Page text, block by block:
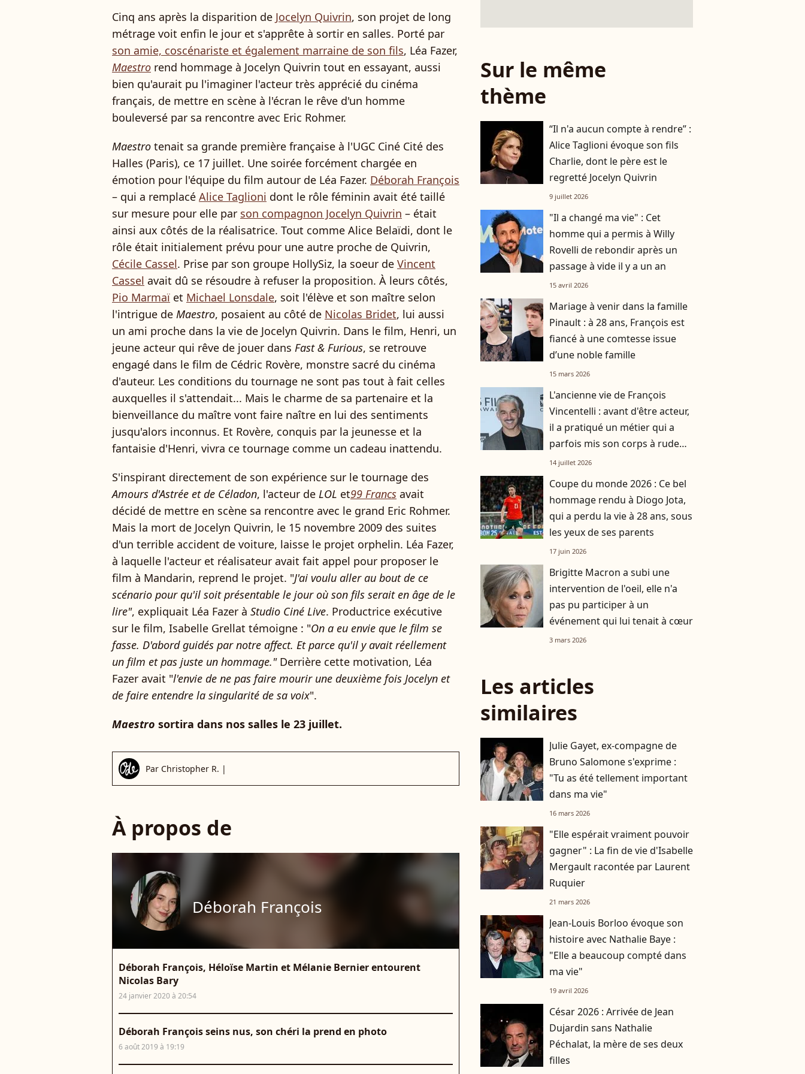
Cinq ans après la disparition de Jocelyn Quivrin, son projet de long
métrage voit enfin le jour et s'apprête à sortir en salles. Porté par
son amie, coscénariste et également marraine de son fils, Léa Fazer,
Maestro rend hommage à Jocelyn Quivrin tout en essayant, aussi
bien qu'aurait pu l'imaginer l'acteur très apprécié du cinéma
français, de mettre en scène à l'écran le rêve d'un homme
bouleversé par sa rencontre avec Eric Rohmer.
Maestro tenait sa grande première française à l'UGC Ciné Cité des
Halles (Paris), ce 17 juillet. Une soirée forcément chargée en
émotion pour l'équipe du film autour de Léa Fazer. Déborah François
– qui a remplacé Alice Taglioni dont le rôle féminin avait été taillé
sur mesure pour elle par son compagnon Jocelyn Quivrin – était
ainsi aux côtés de la réalisatrice. Tout comme Alice Belaïdi, dont le
rôle était initialement prévu pour une autre proche de Quivrin,
Cécile Cassel. Prise par son groupe HollySiz, la soeur de Vincent
Cassel avait dû se résoudre à refuser la proposition. À leurs côtés,
Pio Marmaï et Michael Lonsdale, soit l'élève et son maître selon
l'intrigue de Maestro, posaient au côté de Nicolas Bridet, lui aussi
un ami proche dans la vie de Jocelyn Quivrin. Dans le film, Henri, un
jeune acteur qui rêve de jouer dans Fast & Furious, se retrouve
engagé dans le film de Cédric Rovère, monstre sacré du cinéma
d'auteur. Les conditions du tournage ne sont pas tout à fait celles
auxquelles il s'attendait... Mais le charme de sa partenaire et la
bienveillance du maître vont faire naître en lui des sentiments
jusqu'alors inconnus. Et Rovère, conquis par la jeunesse et la
fantaisie d'Henri, vivra ce tournage comme un cadeau inattendu.
S'inspirant directement de son expérience sur le tournage des
Amours d'Astrée et de Céladon, l'acteur de LOL et99 Francs avait
décidé de mettre en scène sa rencontre avec le grand Eric Rohmer.
Mais la mort de Jocelyn Quivrin, le 15 novembre 2009 des suites
d'un terrible accident de voiture, laisse le projet orphelin. Léa Fazer,
à laquelle l'acteur et réalisateur avait fait appel pour proposer le
film à Mandarin, reprend le projet. "J'ai voulu aller au bout de ce
scénario pour qu'il soit présentable le jour où son fils serait en âge de le
lire", expliquait Léa Fazer à Studio Ciné Live. Productrice exécutive
sur le film, Isabelle Grellat témoigne : "On a eu envie que le film se
fasse. D'abord guidés par notre affect. Et parce qu'il y avait réellement
un film et pas juste un hommage."Derrière cette motivation, Léa
Fazer avait "l'envie de ne pas faire mourir une deuxième fois Jocelyn et
de faire entendre la singularité de sa voix".
Maestro sortira dans nos salles le 23 juillet.
Par Christopher R. |
À propos de
Déborah François
Déborah François, Héloïse Martin et Mélanie Bernier entourent
Nicolas Bary
24 janvier 2020 à 20:54
Déborah François seins nus, son chéri la prend en photo
6 août 2019 à 19:19
Sur le même
thème
“Il n'a aucun compte à rendre” :
Alice Taglioni évoque son fils
Charlie, dont le père est le
regretté Jocelyn Quivrin
9 juillet 2026
"Il a changé ma vie" : Cet
homme qui a permis à Willy
Rovelli de rebondir après un
passage à vide il y a un an
15 avril 2026
Mariage à venir dans la famille
Pinault : à 28 ans, François est
fiancé à une comtesse issue
d’une noble famille
15 mars 2026
L'ancienne vie de François
Vincentelli : avant d'être acteur,
il a pratiqué un métier qui a
parfois mis son corps à rude
épreuve, la preuve en images
14 juillet 2026
Coupe du monde 2026 : Ce bel
hommage rendu à Diogo Jota,
qui a perdu la vie à 28 ans, sous
les yeux de ses parents
17 juin 2026
Brigitte Macron a subi une
intervention de l'oeil, elle n'a
pas pu participer à un
événement qui lui tenait à cœur
3 mars 2026
Les articles
similaires
Julie Gayet, ex-compagne de
Bruno Salomone s'exprime :
"Tu as été tellement important
dans ma vie"
16 mars 2026
"Elle espérait vraiment pouvoir
gagner" : La fin de vie d'Isabelle
Mergault racontée par Laurent
Ruquier
21 mars 2026
Jean-Louis Borloo évoque son
histoire avec Nathalie Baye :
"Elle a beaucoup compté dans
ma vie"
19 avril 2026
César 2026 : Arrivée de Jean
Dujardin sans Nathalie
Péchalat, la mère de ses deux
filles